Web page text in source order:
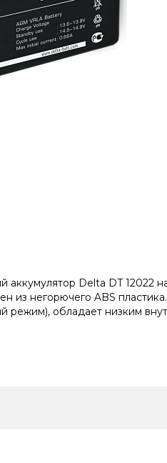
аккумулятор Delta DT
из негорючего ABS
режим), обладает низким